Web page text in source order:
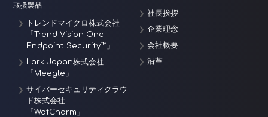
取扱製品
トレンドマイクロ株式会社
「Trend Vision One
Endpoint Security™」
Lark Japan株式会社
「Meegle」
サイバーセキュリティクラウ
ド株式会社
「WafCharm」
社長挨拶
企業理念
会社概要
沿革